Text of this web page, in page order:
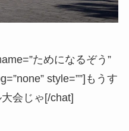
ためになるぞう”
style=””]もうす
会じゃ[/chat]